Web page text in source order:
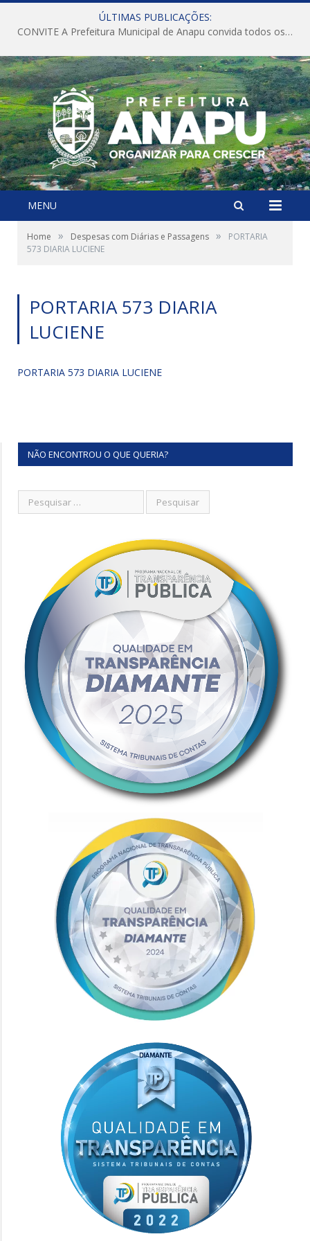
ÚLTIMAS PUBLICAÇÕES:
CONVITE A Prefeitura Municipal de Anapu convida todos os servidores públicos municipais para participarem da Audiência Pública de discussão da Lei de Diretrizes Orçamentárias (LDO), importante instrumento de planejamento das ações e investimentos da Administração Pública para o próximo exercício financeiro.
MENU
Home » Despesas com Diárias e Passagens »
PORTARIA
573 DIARIA LUCIENE
PORTARIA 573 DIARIA
LUCIENE
PORTARIA 573 DIARIA LUCIENE
NÃO ENCONTROU O QUE QUERIA?